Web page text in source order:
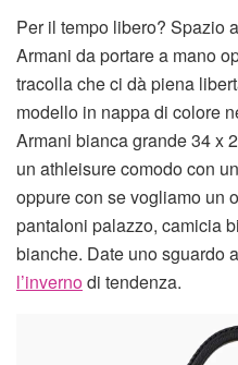
Per il tempo libero? Spazio
Armani da portare a mano
tracolla che ci dà piena
modello in nappa di colore
Armani bianca grande 34 x
un athleisure comodo con
oppure con se vogliamo un
pantaloni palazzo, camicia
bianche. Date uno sguardo
l’invernodi tendenza.